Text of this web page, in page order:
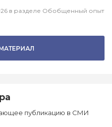
в разделе Обобщенный опыт
публикацию в СМИ